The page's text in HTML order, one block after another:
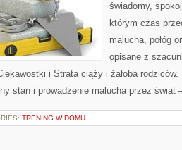
świadomy,
którym czas
malucha, połóg
opisane z
i Strata ciąży i żałoba
stan i prowadzenie malucha przez
TRENING W DOMU